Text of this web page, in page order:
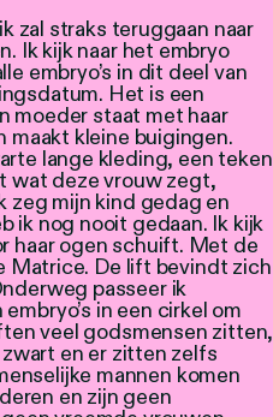
zal straks teruggaan naar
Ik kijk naar het embryo
embryo’s in dit deel van
Het is een
moeder staat met haar
kleine buigingen.
lange kleding, een teken
wat deze vrouw zegt,
zeg mijn kind gedag en
ik nog nooit gedaan. Ik kijk
haar ogen schuift. Met de
Matrice. De lift bevindt zich
passeer ik
in een cirkel om
veel godsmensen zitten,
en er zitten zelfs
mannen komen
en zijn geen